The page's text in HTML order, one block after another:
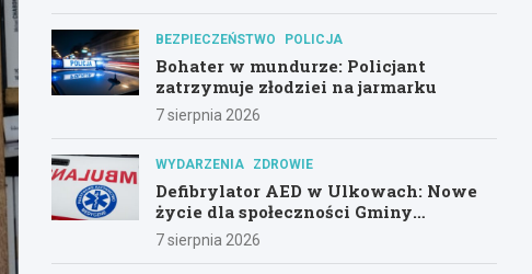
BEZPIECZEŃSTWO POLICJA
Bohater w mundurze: Policjant
zatrzymuje złodziei na jarmarku
7 sierpnia 2026
WYDARZENIA ZDROWIE
Defibrylator AED w Ulkowach: Nowe
życie dla społeczności Gminy
Pszczółki
7 sierpnia 2026